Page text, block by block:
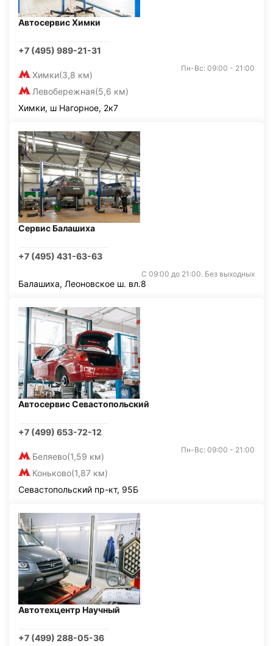
Автосервис Химки
+7 (495) 989-21-31
Химки(3,8 км)
Левобережная(5,6 км)
Пн-Вс: 09:00 - 21:00
Химки, ш Нагорное, 2к7
Сервис Балашиха
+7 (495) 431-63-63
С 09:00 до 21:00. Без выходных
Балашиха, Леоновское ш. вл.8
Автосервис Севастопольский
+7 (499) 653-72-12
Беляево(1,59 км)
Коньково(1,87 км)
Пн-Вс: 09:00 - 21:00
Севастопольский пр-кт, 95Б
Автотехцентр Научный
+7 (499) 288-05-36